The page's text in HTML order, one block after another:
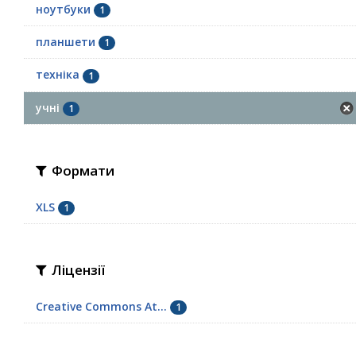
ноутбуки 1
планшети 1
техніка 1
учні 1
Формати
XLS 1
Ліцензії
Creative Commons At... 1